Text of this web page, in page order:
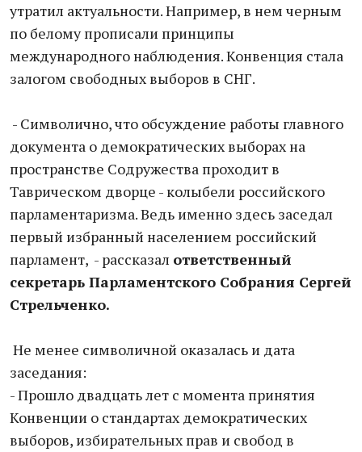
утратил актуальности. Например, в нем черным
по белому прописали принципы
международного наблюдения. Конвенция стала
залогом свободных выборов в СНГ.
- Символично, что обсуждение работы главного
документа о демократических выборах на
пространстве Содружества проходит в
Таврическом дворце - колыбели российского
парламентаризма. Ведь именно здесь заседал
первый избранный населением российский
парламент, - рассказал ответственный
секретарь Парламентского Собрания Сергей
Стрельченко.
Не менее символичной оказалась и дата
заседания:
- Прошло двадцать лет с момента принятия
Конвенции о стандартах демократических
выборов, избирательных прав и свобод в